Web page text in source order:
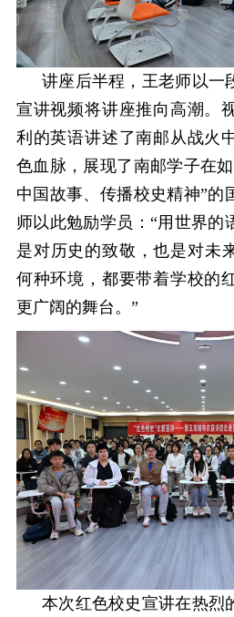
讲座后半程，王老师以一
宣讲视频将讲座推向高潮。
利的英语讲述了南邮从战火
色血脉，展现了南邮学子在
中国故事、传播校史精神”的
师以此勉励学员：“用世界的
是对历史的致敬，也是对
何种环境，都要带着学校的
更广阔的舞台。”
本次红色校史宣讲在热烈